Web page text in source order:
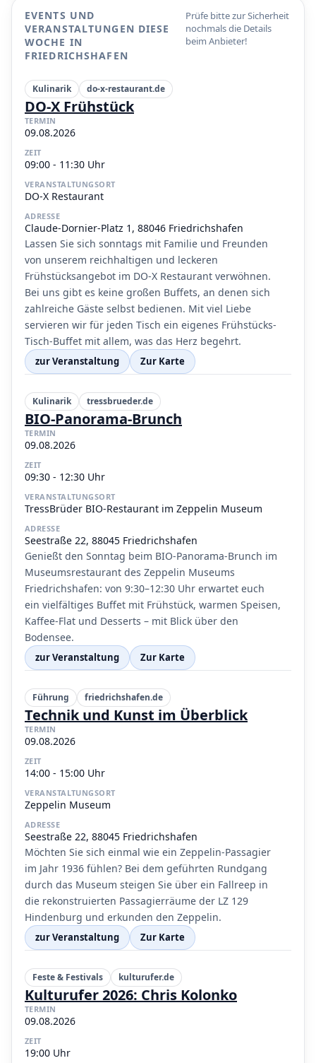
EVENTS UND
VERANSTALTUNGEN DIESE
WOCHE IN
FRIEDRICHSHAFEN
Prüfe bitte zur Sicherheit
nochmals die Details
beim Anbieter!
Kulinarik do-x-restaurant.de
DO-X Frühstück
TERMIN
09.08.2026
ZEIT
09:00 - 11:30 Uhr
VERANSTALTUNGSORT
DO-X Restaurant
ADRESSE
Claude-Dornier-Platz 1, 88046 Friedrichshafen
Lassen Sie sich sonntags mit Familie und Freunden
von unserem reichhaltigen und leckeren
Frühstücksangebot im DO-X Restaurant verwöhnen.
Bei uns gibt es keine großen Buffets, an denen sich
zahlreiche Gäste selbst bedienen. Mit viel Liebe
servieren wir für jeden Tisch ein eigenes Frühstücks-
Tisch-Buffet mit allem, was das Herz begehrt.
zur Veranstaltung Zur Karte
Kulinarik tressbrueder.de
BIO-Panorama-Brunch
TERMIN
09.08.2026
ZEIT
09:30 - 12:30 Uhr
VERANSTALTUNGSORT
TressBrüder BIO-Restaurant im Zeppelin Museum
ADRESSE
Seestraße 22, 88045 Friedrichshafen
Genießt den Sonntag beim BIO-Panorama-Brunch im
Museumsrestaurant des Zeppelin Museums
Friedrichshafen: von 9:30–12:30 Uhr erwartet euch
ein vielfältiges Buffet mit Frühstück, warmen Speisen,
Kaffee-Flat und Desserts – mit Blick über den
Bodensee.
zur Veranstaltung Zur Karte
Führung friedrichshafen.de
Technik und Kunst im Überblick
TERMIN
09.08.2026
ZEIT
14:00 - 15:00 Uhr
VERANSTALTUNGSORT
Zeppelin Museum
ADRESSE
Seestraße 22, 88045 Friedrichshafen
Möchten Sie sich einmal wie ein Zeppelin-Passagier
im Jahr 1936 fühlen? Bei dem geführten Rundgang
durch das Museum steigen Sie über ein Fallreep in
die rekonstruierten Passagierräume der LZ 129
Hindenburg und erkunden den Zeppelin.
zur Veranstaltung Zur Karte
Feste & Festivals kulturufer.de
Kulturufer 2026: Chris Kolonko
TERMIN
09.08.2026
ZEIT
19:00 Uhr